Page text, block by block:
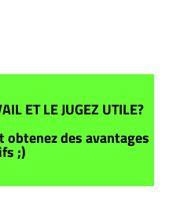
ET LE JUGEZ UTILE?
obtenez des avantages
;)